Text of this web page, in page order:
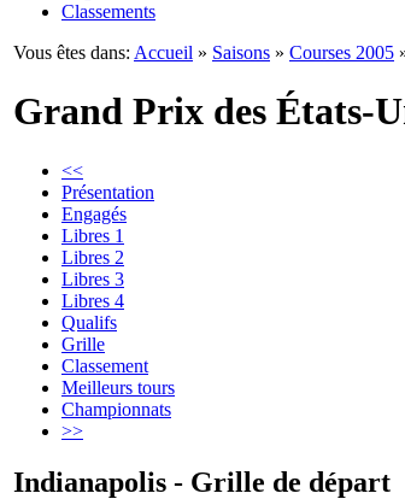
Classements
Vous êtes dans: Accueil » Saisons » Courses 2005
Grand Prix des États-
<<
Présentation
Engagés
Libres 1
Libres 2
Libres 3
Libres 4
Qualifs
Grille
Classement
Meilleurs tours
Championnats
>>
Indianapolis - Grille de départ